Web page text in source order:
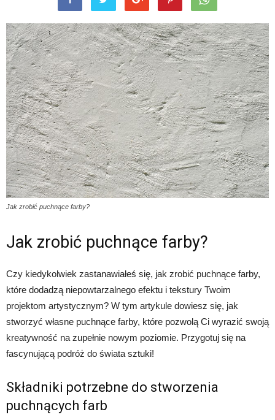
Jak zrobić puchnące farby?
Jak zrobić puchnące farby?
Czy kiedykolwiek zastanawiałeś się, jak zrobić puchnące farby,
które dodadzą niepowtarzalnego efektu i tekstury Twoim
projektom artystycznym? W tym artykule dowiesz się, jak
stworzyć własne puchnące farby, które pozwolą Ci wyrazić swoją
kreatywność na zupełnie nowym poziomie. Przygotuj się na
fascynującą podróż do świata sztuki!
Składniki potrzebne do stworzenia
puchnących farb